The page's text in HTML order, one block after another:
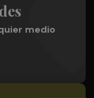
medio